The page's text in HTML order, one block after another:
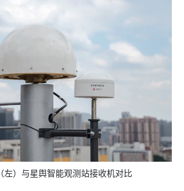
左）与星舆智能观测站接收机对比